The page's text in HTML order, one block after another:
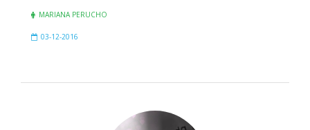
MARIANA PERUCHO
03-12-2016